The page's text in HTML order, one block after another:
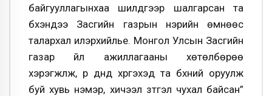
байгууллагынхаа шилдгээр шалгарсан та
бүхэндээ Засгийн газрын нэрийн өмнөөс
талархал илэрхийлье. Монгол Улсын Засгийн
газар үйл ажиллагааны хөтөлбөрөө
хэрэгжүүлж, үр дүнд хүргэхэд та бүхний оруулж
буй хувь нэмэр, хичээл зүтгэл чухал байсан”